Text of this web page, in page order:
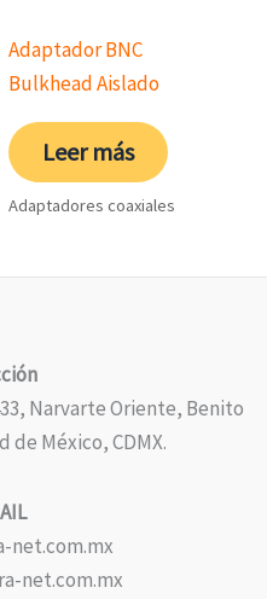
Adaptador BNC
Bulkhead Aislado
Leer más
Adaptadores coaxiales
Narvarte Oriente, Benito
de México, CDMX.
net.com.mx
net.com.mx